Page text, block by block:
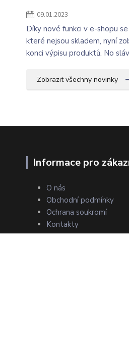
09.01.2023
Díky nové funkci v e-shopu
které nejsou skladem, nyní
konci výpisu produktů. No
Zobrazit všechny novinky
Informace pro
O nás
Obchodní podmínky
Ochrana soukromí
Kontakty